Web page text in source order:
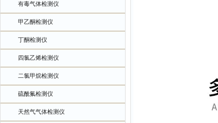
有毒气体检测仪
甲乙酮检测仪
丁酮检测仪
四氯乙烯检测仪
二氯甲烷检测仪
硫酰氟检测仪
天然气气体检测仪